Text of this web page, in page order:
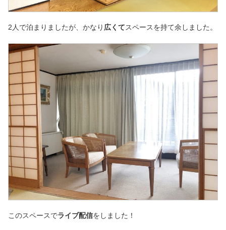
2人で泊まりましたが、かなり 広くてスペースを持て余しました。
このスペースでライブ配信をしました！